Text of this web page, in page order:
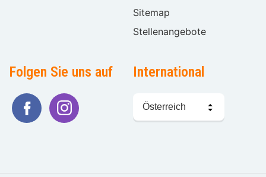
Sitemap
Stellenangebote
Folgen Sie uns auf International
Sprache
wählen